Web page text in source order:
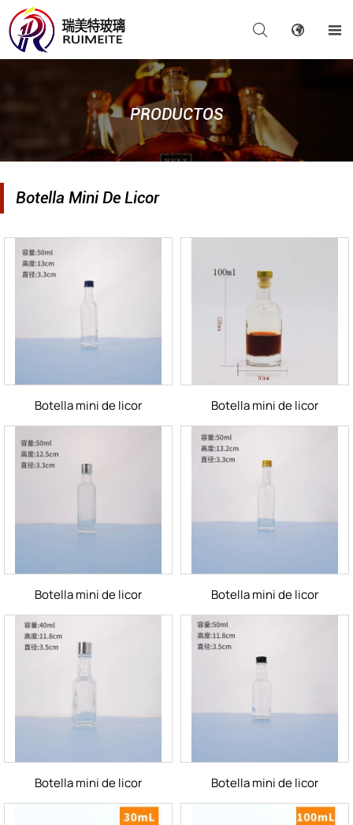
  
PRODUCTOS
Botella Mini De Licor
Botella mini de licor Botella mini de licor
Botella mini de licor Botella mini de licor
Botella mini de licor Botella mini de licor